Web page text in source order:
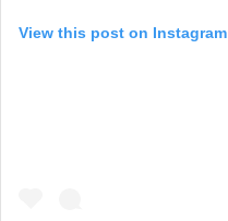
View this post on Instagram